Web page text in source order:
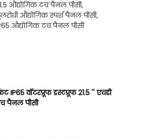
औद्योगिक टच पैनल पीसी,
औद्योगिक स्पर्श पैनल पीसी,
औद्योगिक टच पैनल पीसी
IP65 वॉटरप्रूफ डस्टप्रूफ 21.5 '' एचडी
पैनल पीसी